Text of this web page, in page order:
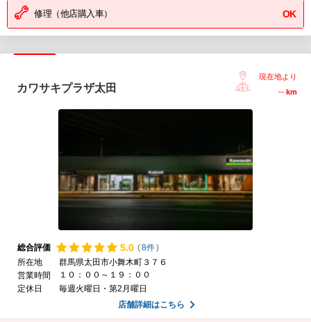
修理（他店購入車） OK
カワサキプラザ太田
現在地より
-- km
総合評価 5.0 (8件)
所在地
群馬県太田市小舞木町３７６
営業時間
１０：００～１９：００
定休日
毎週火曜日・第2月曜日
店舗詳細はこちら